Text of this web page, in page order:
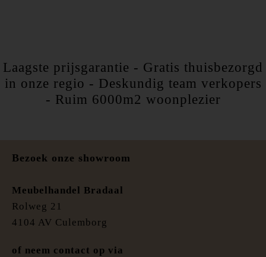
Laagste prijsgarantie - Gratis thuisbezorgd
in onze regio - Deskundig team verkopers
- Ruim 6000m2 woonplezier
Bezoek onze showroom
Meubelhandel Bradaal
Rolweg 21
4104 AV Culemborg
of neem contact op via